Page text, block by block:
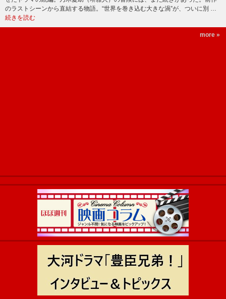
のラストシーンから直結する物語。“世界を巻き込む大きな渦”が、ついに別 …
続きを読む
more »